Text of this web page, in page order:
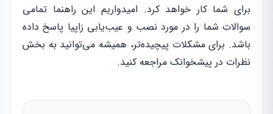
برای شما کار خواهد کرد. امیدواریم این راهنما تمامی
سوالات شما را در مورد نصب و عیب‌یابی زاپیا پاسخ داده
باشد. برای مشکلات پیچیده‌تر، همیشه می‌توانید به بخش
نظرات در پیشخوانک مراجعه کنید.